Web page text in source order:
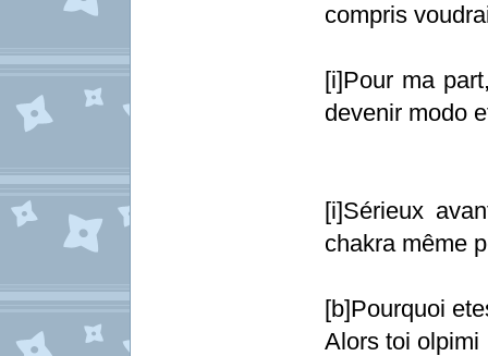
compris
[i]Pour ma
devenir modo
[i]Sérieux
chakra même
[b]Pourquoi
Alors toi